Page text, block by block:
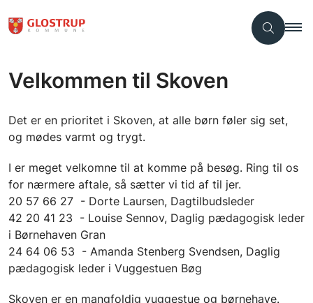
Velkommen til Skoven
Det er en prioritet i Skoven, at alle børn føler sig set,
og mødes varmt og trygt.
I er meget velkomne til at komme på besøg. Ring til os
for nærmere aftale, så sætter vi tid af til jer.
20 57 66 27 - Dorte Laursen, Dagtilbudsleder
42 20 41 23 - Louise Sennov, Daglig pædagogisk leder
i Børnehaven Gran
24 64 06 53 - Amanda Stenberg Svendsen, Daglig
pædagogisk leder i Vuggestuen Bøg
Skoven er en mangfoldig vuggestue og børnehave.